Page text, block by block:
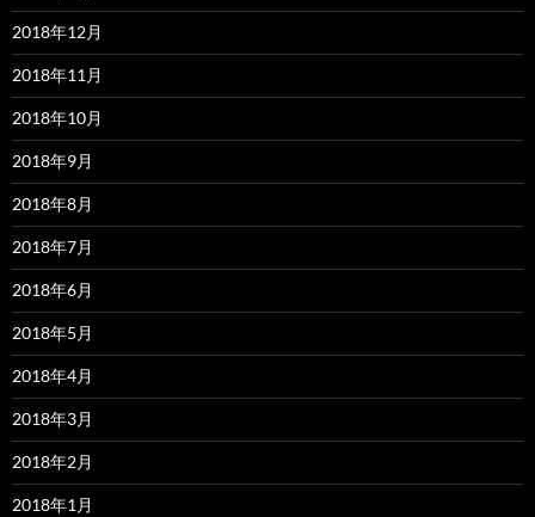
2018年12月
2018年11月
2018年10月
2018年9月
2018年8月
2018年7月
2018年6月
2018年5月
2018年4月
2018年3月
2018年2月
2018年1月